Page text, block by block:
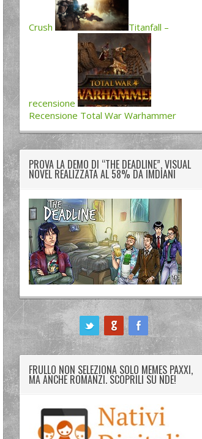
Crush Titanfall –
recensione
Recensione Total War Warhammer
PROVA LA DEMO DI “THE DEADLINE”, VISUAL
NOVEL REALIZZATA AL 58% DA IMDIANI
FRULLO NON SELEZIONA SOLO MEMES PAXXI,
MA ANCHE ROMANZI. SCOPRILI SU NDE!